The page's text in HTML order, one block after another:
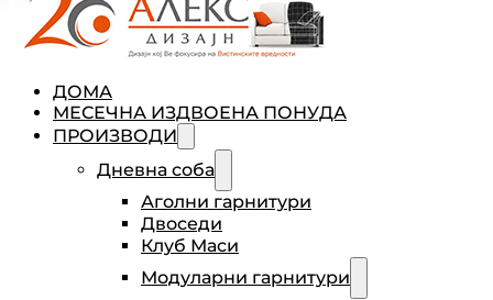
ДОМА
МЕСЕЧНА ИЗДВОЕНА ПОНУДА
ПРОИЗВОДИ
Дневна соба
Аголни гарнитури
Двоседи
Клуб Маси
Модуларни гарнитури